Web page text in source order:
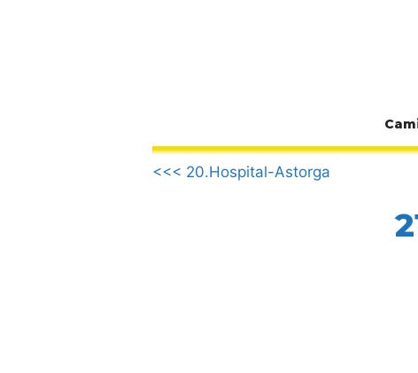
.
<<< 20.Hospital-Astorga